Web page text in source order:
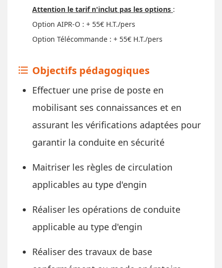
Attention le tarif n'inclut pas les options :
Option AIPR-O : + 55€ H.T./pers
Option Télécommande : + 55€ H.T./pers
format_list_bulleted Objectifs pédagogiques
Effectuer une prise de poste en
mobilisant ses connaissances et en
assurant les vérifications adaptées pour
garantir la conduite en sécurité
Maitriser les règles de circulation
applicables au type d'engin
Réaliser les opérations de conduite
applicable au type d'engin
Réaliser des travaux de base